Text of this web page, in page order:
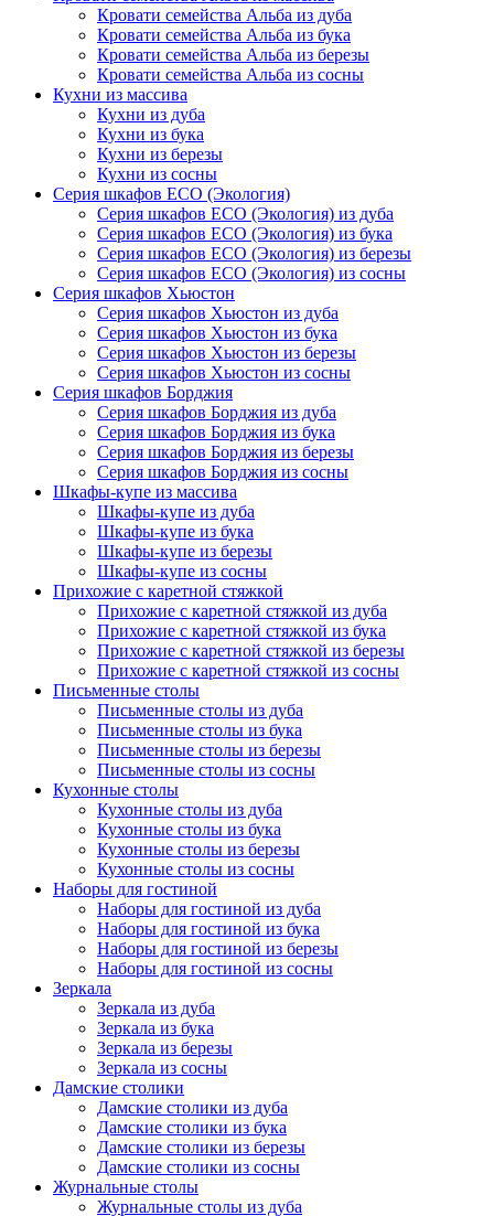
Кровати семейства Альба из дуба
Кровати семейства Альба из бука
Кровати семейства Альба из березы
Кровати семейства Альба из сосны
Кухни из массива
Кухни из дуба
Кухни из бука
Кухни из березы
Кухни из сосны
Серия шкафов ECO (Экология)
Серия шкафов ECO (Экология) из дуба
Серия шкафов ECO (Экология) из бука
Серия шкафов ECO (Экология) из березы
Серия шкафов ECO (Экология) из сосны
Серия шкафов Хьюстон
Серия шкафов Хьюстон из дуба
Серия шкафов Хьюстон из бука
Серия шкафов Хьюстон из березы
Серия шкафов Хьюстон из сосны
Серия шкафов Борджия
Серия шкафов Борджия из дуба
Серия шкафов Борджия из бука
Серия шкафов Борджия из березы
Серия шкафов Борджия из сосны
Шкафы-купе из массива
Шкафы-купе из дуба
Шкафы-купе из бука
Шкафы-купе из березы
Шкафы-купе из сосны
Прихожие с каретной стяжкой
Прихожие с каретной стяжкой из дуба
Прихожие с каретной стяжкой из бука
Прихожие с каретной стяжкой из березы
Прихожие с каретной стяжкой из сосны
Письменные столы
Письменные столы из дуба
Письменные столы из бука
Письменные столы из березы
Письменные столы из сосны
Кухонные столы
Кухонные столы из дуба
Кухонные столы из бука
Кухонные столы из березы
Кухонные столы из сосны
Наборы для гостиной
Наборы для гостиной из дуба
Наборы для гостиной из бука
Наборы для гостиной из березы
Наборы для гостиной из сосны
Зеркала
Зеркала из дуба
Зеркала из бука
Зеркала из березы
Зеркала из сосны
Дамские столики
Дамские столики из дуба
Дамские столики из бука
Дамские столики из березы
Дамские столики из сосны
Журнальные столы
Журнальные столы из дуба